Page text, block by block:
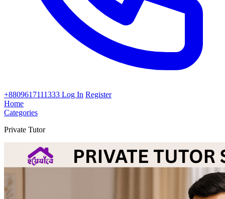
+8809617111333 Log In Register
Home
Categories
Private Tutor